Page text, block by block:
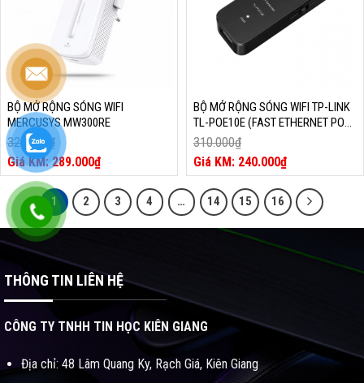
BỘ MỞ RỘNG SÓNG WIFI
MERCUSYS MW300RE
320.000 ₫
Giá
gốc
là:
320.000₫.
289.000₫
Giá
hiện
tại
là:
289.000₫.
BỘ MỞ RỘNG SÓNG WIFI TP-LINK
TL-POE10E (FAST ETHERNET POE+
EXTENDER)
310.000₫
Giá
gốc
là:
310.000₫.
240.000₫
Giá
hiện
tại
là:
240.000₫.
1 2 3 4 … 14 15 16
THÔNG TIN LIÊN HỆ
CÔNG TY TNHH TIN HỌC KIÊN GIANG
Địa chỉ: 48 Lâm Quang Ky, Rạch Giá, Kiên Giang